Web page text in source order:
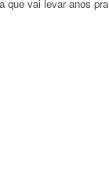
que vai levar anos